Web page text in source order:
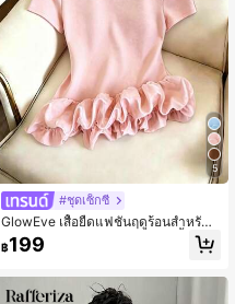
5
#ชุดเซ็กซี่
GlowEve เสื้อยืดแฟชั่นฤดูร้อนสำหรับผู้
หญิง คอกลม ถักลายปะติด ชายเสื้อฟอง
สบู่
฿199